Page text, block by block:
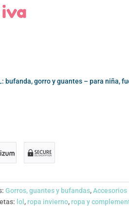
iva
bufanda, gorro y guantes – para niña,
Gorros, guantes y bufandas,Accesorios
lol , ropa invierno, ropa y